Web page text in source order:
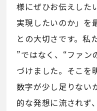
様にぜひお伝えした
実現したいのか」を
との大切さです。私
”ではなく、“ファン
づけました。そこを
数字が少し足りない
的な発想に流されず